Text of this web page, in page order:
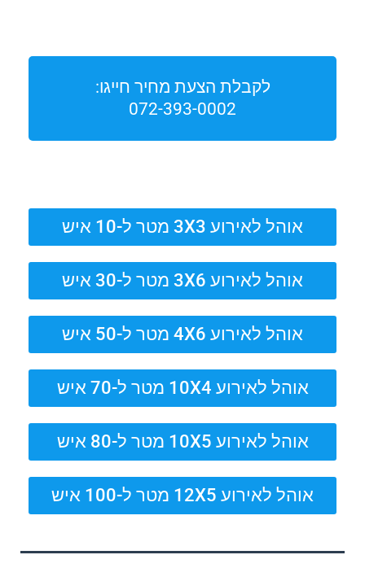
לקבלת הצעת מחיר חייגו:
072-393-0002
אוהל לאירוע 3X3 מטר ל-10 איש
אוהל לאירוע 3X6 מטר ל-30 איש
אוהל לאירוע 4X6 מטר ל-50 איש
אוהל לאירוע 10X4 מטר ל-70 איש
אוהל לאירוע 10X5 מטר ל-80 איש
אוהל לאירוע 12X5 מטר ל-100 איש